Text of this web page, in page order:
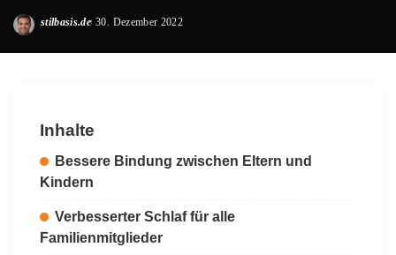
Posted
stilbasis.de 30. Dezember 2022
Inhalte
Bessere Bindung zwischen Eltern und
Kindern
Verbesserter Schlaf für alle
Familienmitglieder